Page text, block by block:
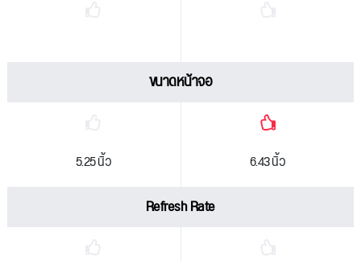
ขนาดหน้าจอ
5.25 นิ้ว 6.43 นิ้ว
Refresh Rate